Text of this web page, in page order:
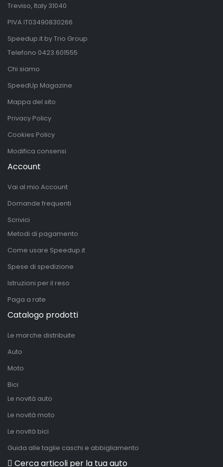
Treviso, Italy 31040
PIVA IT03490830266
Speedup.it by Trio Group
Telefono 0423.601555
Chi siamo
SpeedUp Magazine
Mappa del sito
Privacy Policy
Cookies Policy
Modifica consensi
Account
Vai al mio Account
Domande frequenti
Scrivici
Metodi di pagamento
Come usare Speedup.it
Spese di spedizione
Istruzioni per il reso
Paga a rate
Catalogo prodotti
Le marche distribuite
Auto
Moto
Bici
Le novità auto
Le novità moto
Le novità bici
Guida alle taglie caschi e abbigliamento
Cerca articoli per la tua auto